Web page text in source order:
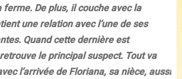
ferme. De plus, il couche avec la
une relation avec l’une de ses
Quand cette dernière est
le principal suspect. Tout va
l’arrivée de Floriana, sa nièce, aussi